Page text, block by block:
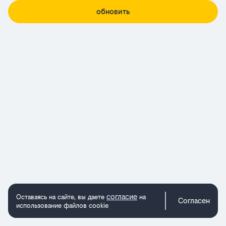
обновить
Оставаясь на сайте, вы даете согласие на
использование файлов cookie
Согласен